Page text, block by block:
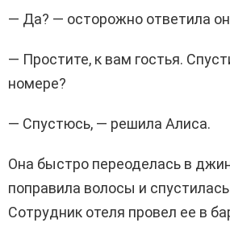
— Да? — осторожно ответила
— Простите, к вам гостья.
номере?
— Спустюсь, — решила Алиса.
Она быстро переоделась в
поправила волосы и
Сотрудник отеля провел ее в